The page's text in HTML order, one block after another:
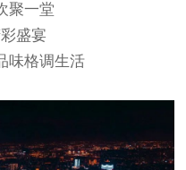
聚一堂
盛宴
味格调生活